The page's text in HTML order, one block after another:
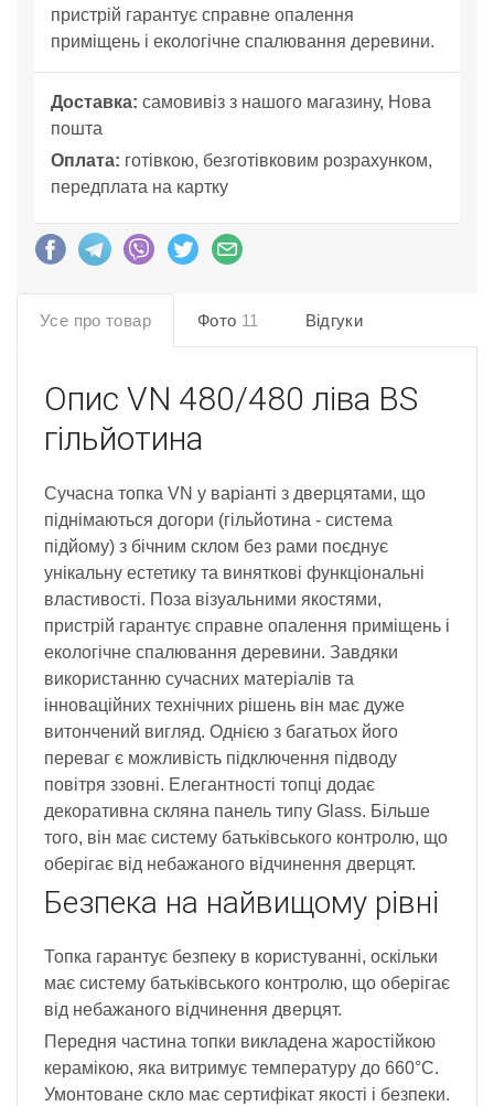
пристрій гарантує справне опалення
приміщень і екологічне спалювання деревини.
Доставка: самовивіз з нашого магазину, Нова
пошта
Оплата: готівкою, безготівковим розрахунком,
передплата на картку
Усе про товар Фото 11 Відгуки
Опис VN 480/480 ліва BS
гільйотина
Сучасна топка VN у варіанті з дверцятами, що
піднімаються догори (гільйотина - система
підйому) з бічним склом без рами поєднує
унікальну естетику та виняткові функціональні
властивості. Поза візуальними якостями,
пристрій гарантує справне опалення приміщень і
екологічне спалювання деревини. Завдяки
використанню сучасних матеріалів та
інноваційних технічних рішень він має дуже
витончений вигляд. Однією з багатьох його
переваг є можливість підключення підводу
повітря ззовні. Елегантності топці додає
декоративна скляна панель типу Glass. Більше
того, він має систему батьківського контролю, що
оберігає від небажаного відчинення дверцят.
Безпека на найвищому рівні
Топка гарантує безпеку в користуванні, оскільки
має систему батьківського контролю, що оберігає
від небажаного відчинення дверцят.
Передня частина топки викладена жаростійкою
керамікою, яка витримує температуру до 660°C.
Умонтоване скло має сертифікат якості і безпеки.